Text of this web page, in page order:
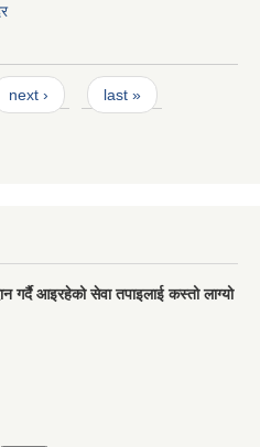
next › last »
गर्दै आइरहेको सेवा तपाइलाई कस्तो लाग्यो